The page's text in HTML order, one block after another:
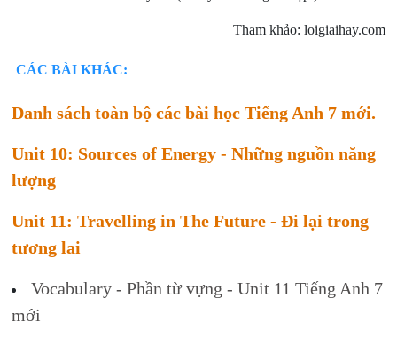
Tham khảo: loigiaihay.com
CÁC BÀI KHÁC:
Danh sách toàn bộ các bài học Tiếng Anh 7 mới.
Unit 10: Sources of Energy - Những nguồn năng
lượng
Unit 11: Travelling in The Future - Đi lại trong
tương lai
Vocabulary - Phần từ vựng - Unit 11 Tiếng Anh 7
mới